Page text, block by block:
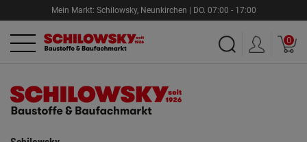
Mein Markt: Schilowsky, Neunkirchen | DO. 07:00 - 17:00
0